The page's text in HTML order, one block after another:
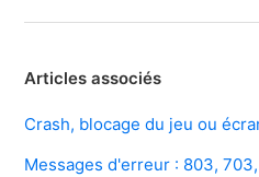
Articles associés
Crash, blocage du jeu ou
Messages d'erreur : 803,